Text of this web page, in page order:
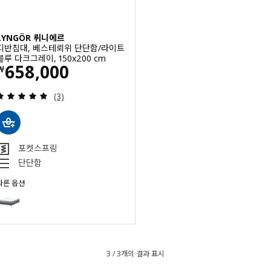
뤼니에르
반침대, 베스테뢰위 단단함/라이트
루 다크그레이, 150x200 cm
658,000
격 ￦ 658000
검토: 5 밖으로 5 별. 총 리뷰 수:
(3)
포켓스프링
단단함
른 옵션
션: LYNGÖR 뤼니에르, 디반침대, 베스테뢰위 매우 단단함/라이트블루 다
션: LYNGÖR 뤼니에르, 디반침대, 발레보그 단단함/라이트블루 다크그레
3 / 3개의 결과 표시